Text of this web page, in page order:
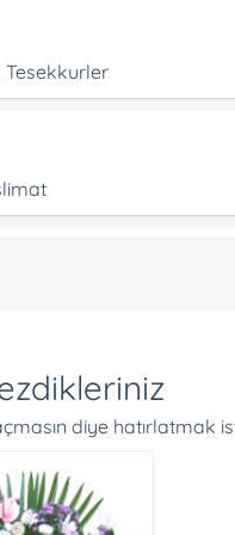
Tesekkurler
saat gecikmeli de olsa
diye hatırlatmak